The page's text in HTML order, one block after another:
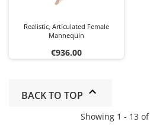
Realistic, Articulated Female
Mannequin
Price
€936.00
BACK TO TOP
Showing 1 - 13